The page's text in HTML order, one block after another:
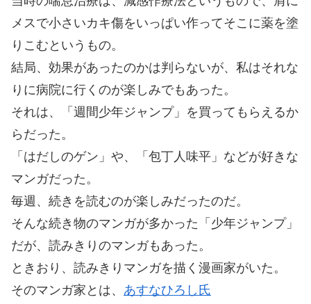
メスで小さいカキ傷をいっぱい作ってそこに薬を塗
りこむというもの。
結局、効果があったのかは判らないが、私はそれな
りに病院に行くのが楽しみでもあった。
それは、「週間少年ジャンプ」を買ってもらえるか
らだった。
「はだしのゲン」や、「包丁人味平」などが好きな
マンガだった。
毎週、続きを読むのが楽しみだったのだ。
そんな続き物のマンガが多かった「少年ジャンプ」
だが、読みきりのマンガもあった。
ときおり、読みきりマンガを描く漫画家がいた。
そのマンガ家とは、 あすなひろし氏